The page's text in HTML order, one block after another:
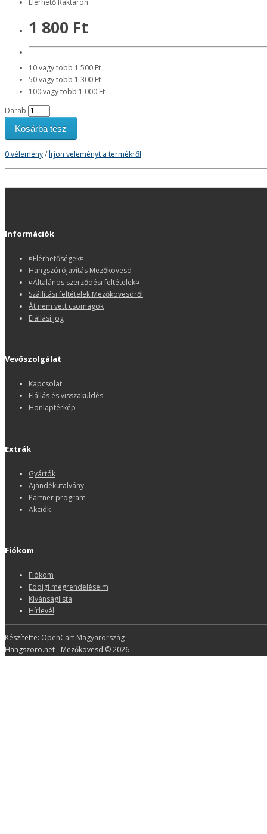
1 800 Ft
10 vagy több 1 500 Ft
50 vagy több 1 300 Ft
100 vagy több 1 000 Ft
Darab
Kosárba tesz
0 vélemény/Írjon véleményt a termékről
Információk
¤Elérhetőségek¤
Hangszórójavítás Mezőkövesd
¤Általános szerződési feltételek¤
Szállítási feltételek Mezőkövesdről
Át nem vett csomagok
Elállási jog
Vevőszolgálat
Kapcsolat
Elállás és visszaküldés
Honlaptérkép
Extrák
Gyártók
Ajándékutalvány
Partner program
Akciók
Fiókom
Fiókom
Eddigi megrendeléseim
Kívánságlista
Hírlevél
Készítette: OpenCart Magyarország
Hangszoro.net - Mezőkövesd © 2026